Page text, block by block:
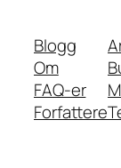
Blogg
Om
FAQ-er
Forfattere